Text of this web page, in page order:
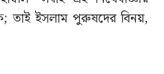
তাই ইসলাম পুরুষদের বিনয়,